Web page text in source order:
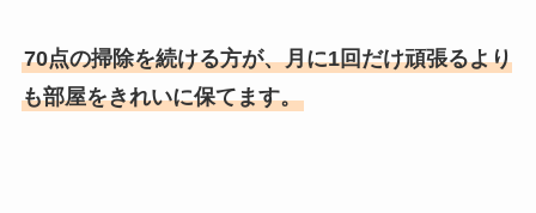
70点の掃除を続ける方が、月に1回だけ頑張るより
も部屋をきれいに保てます。